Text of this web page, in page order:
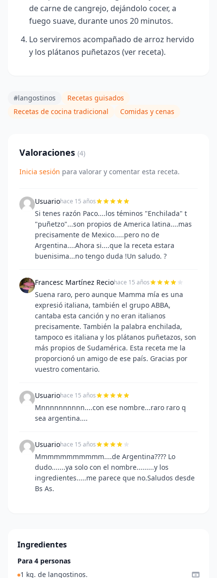
de carne de cangrejo, dejándolo cocer, a
fuego suave, durante unos 20 minutos.
Lo serviremos acompañado de arroz hervido
y los plátanos puñetazos (ver receta).
#langostinos
Recetas guisados
Recetas de cocina tradicional
Comidas y cenas
Valoraciones (4)
Inicia sesión para valorar y comentar esta receta.
Usuariohace 15 años
Si tenes razón Paco....los téminos "Enchilada" t
"puñetzo"...son propios de America latina....mas
precisamente de Mexico.....pero no de
Argentina....Ahora si....que la receta estara
buenisima...no tengo duda !Un saludo. ?
Francesc Martínez Reciohace 15 años
Suena raro, pero aunque Mamma mía es una
expresió italiana, también el grupo ABBA,
cantaba esta canción y no eran italianos
precisamente. También la palabra enchilada,
tampoco es italiana y los plátanos puñetazos, son
más propios de Sudamérica. Esta receta me la
proporcionó un amigo de ese país. Gracias por
vuestro comentario.
Usuariohace 15 años
Mnnnnnnnnnn....con ese nombre...raro raro q
sea argentina....
Usuariohace 15 años
Mmmmmmmmmmm....de Argentina???? Lo
dudo.......ya solo con el nombre.........y los
ingredientes.....me parece que no.Saludos desde
Bs As.
Ingredientes
Para 4 personas
1 kg. de langostinos.